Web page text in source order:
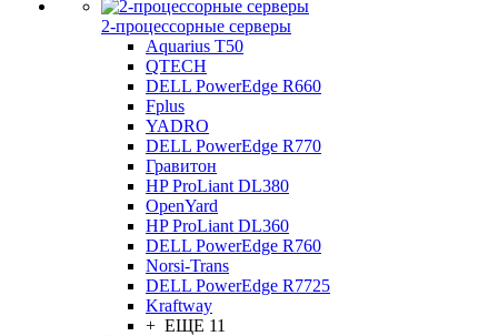
2-процессорные серверы
Aquarius T50
QTECH
DELL PowerEdge R660
Fplus
YADRO
DELL PowerEdge R770
Гравитон
HP ProLiant DL380
OpenYard
HP ProLiant DL360
DELL PowerEdge R760
Norsi-Trans
DELL PowerEdge R7725
Kraftway
+ ЕЩЕ 11